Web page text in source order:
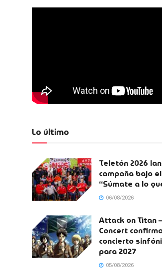
Lo último
Teletón 2026
campaña bajo
“Súmate a lo
06/08/2026
Attack on Titan
Concert
concierto
para 2027
05/08/2026